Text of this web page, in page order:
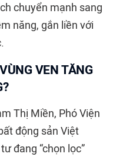
chuyển mạnh sang
năng, gắn liền với
VEN TĂNG
Thị Miền, Phó Viện
động sản Việt
đang “chọn lọc”